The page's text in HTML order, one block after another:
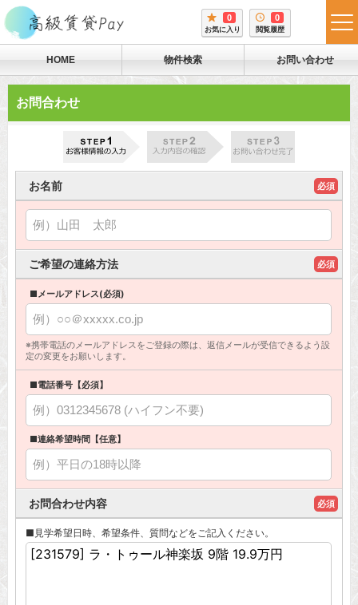
0
お気に入り
0
閲覧履歴
HOME 物件検索 お問い合わせ
お問合わせ
お名前 必須
ご希望の連絡方法 必須
■メールアドレス(必須)
※携帯電話のメールアドレスをご登録の際は、返信メールが受信できるよう設
定の変更をお願いします。
■電話番号【必須】
■連絡希望時間【任意】
お問合わせ内容 必須
■見学希望日時、希望条件、質問などをご記入ください。